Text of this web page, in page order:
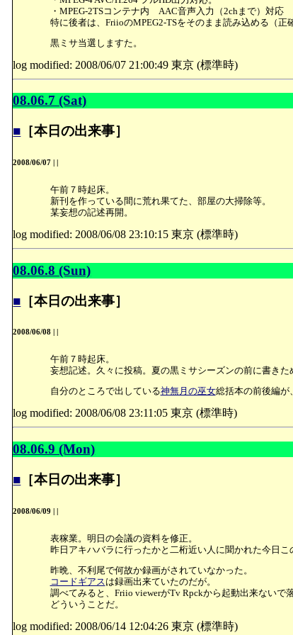
・MPEG-2TSコンテナ内 AAC音声入力（2chまで）対応
特に後者は、FriioのMPEG2-TSをそのまま読み込める（
黒ミサ当選しますた。
log modified: 2008/06/07 21:00:49 東京 (標準時)
08.06.7 (Sat)
■ ［本日の出来事］
2008/06/07 ||
午前７時起床。
新刊を作っている間に荒れ果てた、部屋の大掃除等。
某妄想の記述再開。
log modified: 2008/06/08 23:10:15 東京 (標準時)
08.06.8 (Sun)
■ ［本日の出来事］
2008/06/08
午前７時起床。
妄想記述。久々に投稿。夏の黒ミサシーズンの前に書きた
自分のところで出している神無月の巫女総括本の前後編
log modified: 2008/06/08 23:11:05 東京 (標準時)
08.06.9 (Mon)
■ ［本日の出来事］
2008/06/09 ||
表稼業。明日の会議の資料を修正。
昨日アキハバラに行ったかと二桁近い人に聞かれた今日こ
昨晩、不利尾で何故か録画がされていなかった。
コードギアス は録画出来ていたのだが。
調べてみると、Friio viewerがTv Rpckから起動出来ないで
どういうことだ。
log modified: 2008/06/14 12:04:26 東京 (標準時)